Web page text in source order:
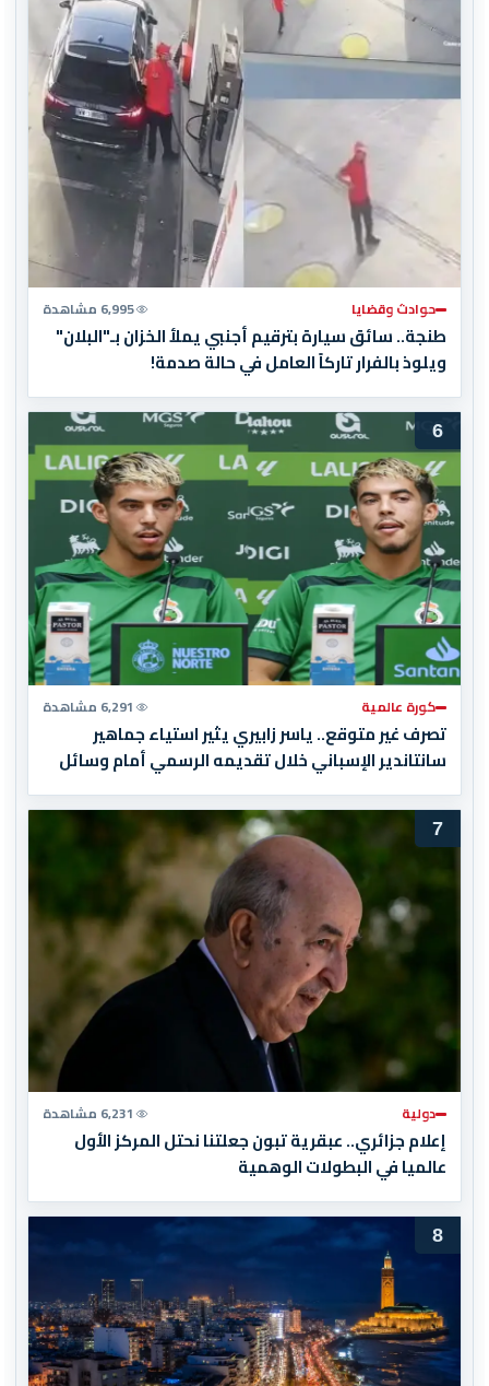
حوادث وقضايا 6,995 مشاهدة
طنجة.. سائق سيارة بترقيم أجنبي يملأ الخزان بـ"البلان"
ويلوذ بالفرار تاركاً العامل في حالة صدمة!
6
كورة عالمية 6,291 مشاهدة
تصرف غير متوقع.. ياسر زابيري يثير استياء جماهير
سانتاندير الإسباني خلال تقديمه الرسمي أمام وسائل
الإعلام
7
دولية 6,231 مشاهدة
إعلام جزائري.. عبقرية تبون جعلتنا نحتل المركز الأول
عالميا في البطولات الوهمية
8